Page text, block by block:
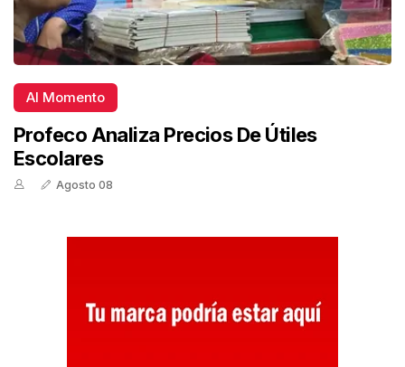
Al Momento
Profeco Analiza Precios De Útiles
Escolares
Agosto 08